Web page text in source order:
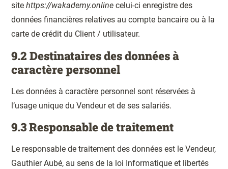
sitehttps://wakademy.online celui-ci enregistre des
données financières relatives au compte bancaire ou à la
carte de crédit du Client / utilisateur.
9.2 Destinataires des données à
caractère personnel
Les données à caractère personnel sont réservées à
l’usage unique du Vendeur et de ses salariés.
9.3 Responsable de traitement
Le responsable de traitement des données est le Vendeur,
Gauthier Aubé, au sens de la loi Informatique et libertés